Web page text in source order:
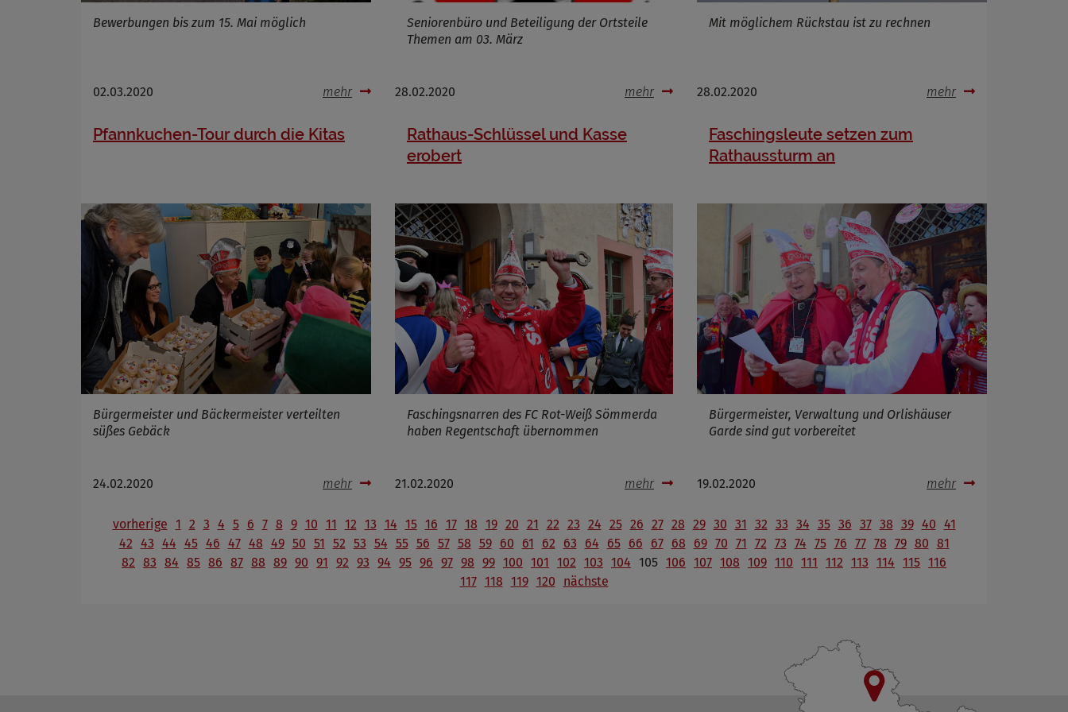
Bewerbungen bis zum 15. Mai möglich
02.03.2020 mehr
Seniorenbüro und Beteiligung der Ortsteile
Themen am 03. März
28.02.2020 mehr
Mit möglichem Rückstau ist zu rechnen
28.02.2020 mehr
Pfannkuchen-Tour durch die Kitas
Bürgermeister und Bäckermeister verteilten
süßes Gebäck
24.02.2020 mehr
Rathaus-Schlüssel und Kasse
erobert
Faschingsnarren des FC Rot-Weiß Sömmerda
haben Regentschaft übernommen
21.02.2020 mehr
Faschingsleute setzen zum
Rathaussturm an
Bürgermeister, Verwaltung und Orlishäuser
Garde sind gut vorbereitet
19.02.2020 mehr
vorherige 1 2 3 4 5 6 7 8 9 10 11 12 13 14 15 16 17 18 19 20 21 22 23 24 25 26 27 28 29 30 31 32 33 34 35 36 37 38 39 40 41
42 43 44 45 46 47 48 49 50 51 52 53 54 55 56 57 58 59 60 61 62 63 64 65 66 67 68 69 70 71 72 73 74 75 76 77 78 79 80 81
82 83 84 85 86 87 88 89 90 91 92 93 94 95 96 97 98 99 100 101 102 103 104 105 106 107 108 109 110 111 112 113 114 115 116
117 118 119 120 nächste